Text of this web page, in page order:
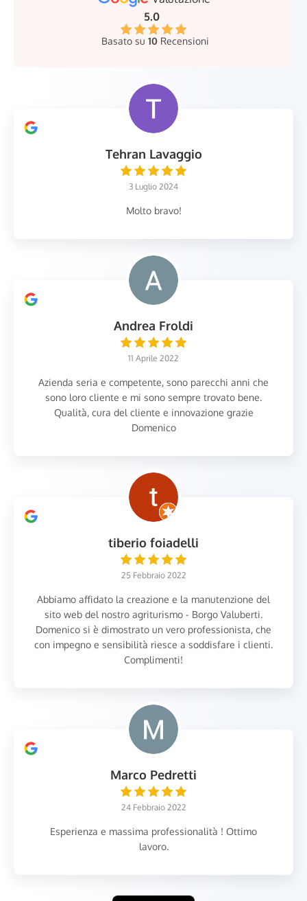
5.0
Basato su 10 Recensioni
Tehran Lavaggio
3 Luglio 2024
Molto bravo!
Andrea Froldi
11 Aprile 2022
Azienda seria e competente, sono parecchi anni che
sono loro cliente e mi sono sempre trovato bene.
Qualità, cura del cliente e innovazione grazie
Domenico
tiberio foiadelli
25 Febbraio 2022
Abbiamo affidato la creazione e la manutenzione del
sito web del nostro agriturismo - Borgo Valuberti.
Domenico si è dimostrato un vero professionista, che
con impegno e sensibilità riesce a soddisfare i clienti.
Complimenti!
Marco Pedretti
24 Febbraio 2022
Esperienza e massima professionalità ! Ottimo
lavoro.